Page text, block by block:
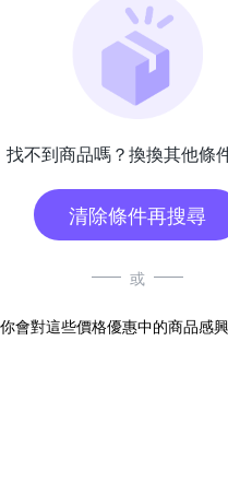
找不到商品嗎？換換其他條
清除條件再搜尋
或
會對這些價格優惠中的商品感興